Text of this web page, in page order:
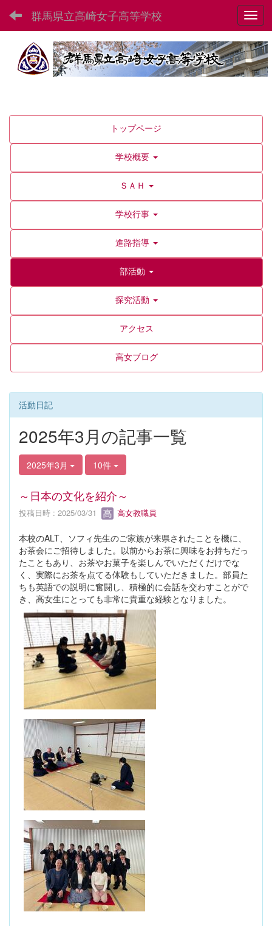
群馬県立高崎女子高等学校
トップページ
学校概要
ＳＡＨ
学校行事
進路指導
部活動
探究活動
アクセス
高女ブログ
活動日記
2025年3月の記事一覧
2025年3月 10件
～日本の文化を紹介～
投稿日時 : 2025/03/31 高女教職員
本校のALT、ソフィ先生のご家族が来県されたことを機に、
お茶会にご招待しました。以前からお茶に興味をお持ちだっ
たこともあり、お茶やお菓子を楽しんでいただくだけでな
く、実際にお茶を点てる体験もしていただきました。部員た
ちも英語での説明に奮闘し、積極的に会話を交わすことがで
き、高女生にとっても非常に貴重な経験となりました。